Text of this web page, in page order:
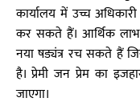
कार्यालय में उच्च
कर सकते हैं। आर्थिक
नया षड्यंत्र रच सकते हैं
है। प्रेमी जन प्रेम का
जाएगा।